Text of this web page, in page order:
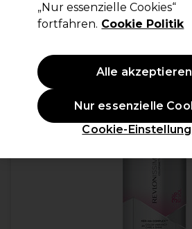
17,00 € ohne MwSt. (PROFI-
20,23 € inkl. MwSt.)
„Nur essenzielle Cookies“
fortfahren. Cookie Politik
Cookie-
Nur essenzielle
Alle akzeptieren